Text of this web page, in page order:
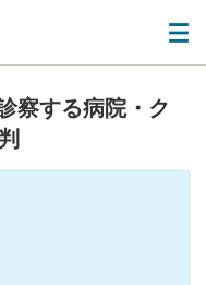
察する病院・ク